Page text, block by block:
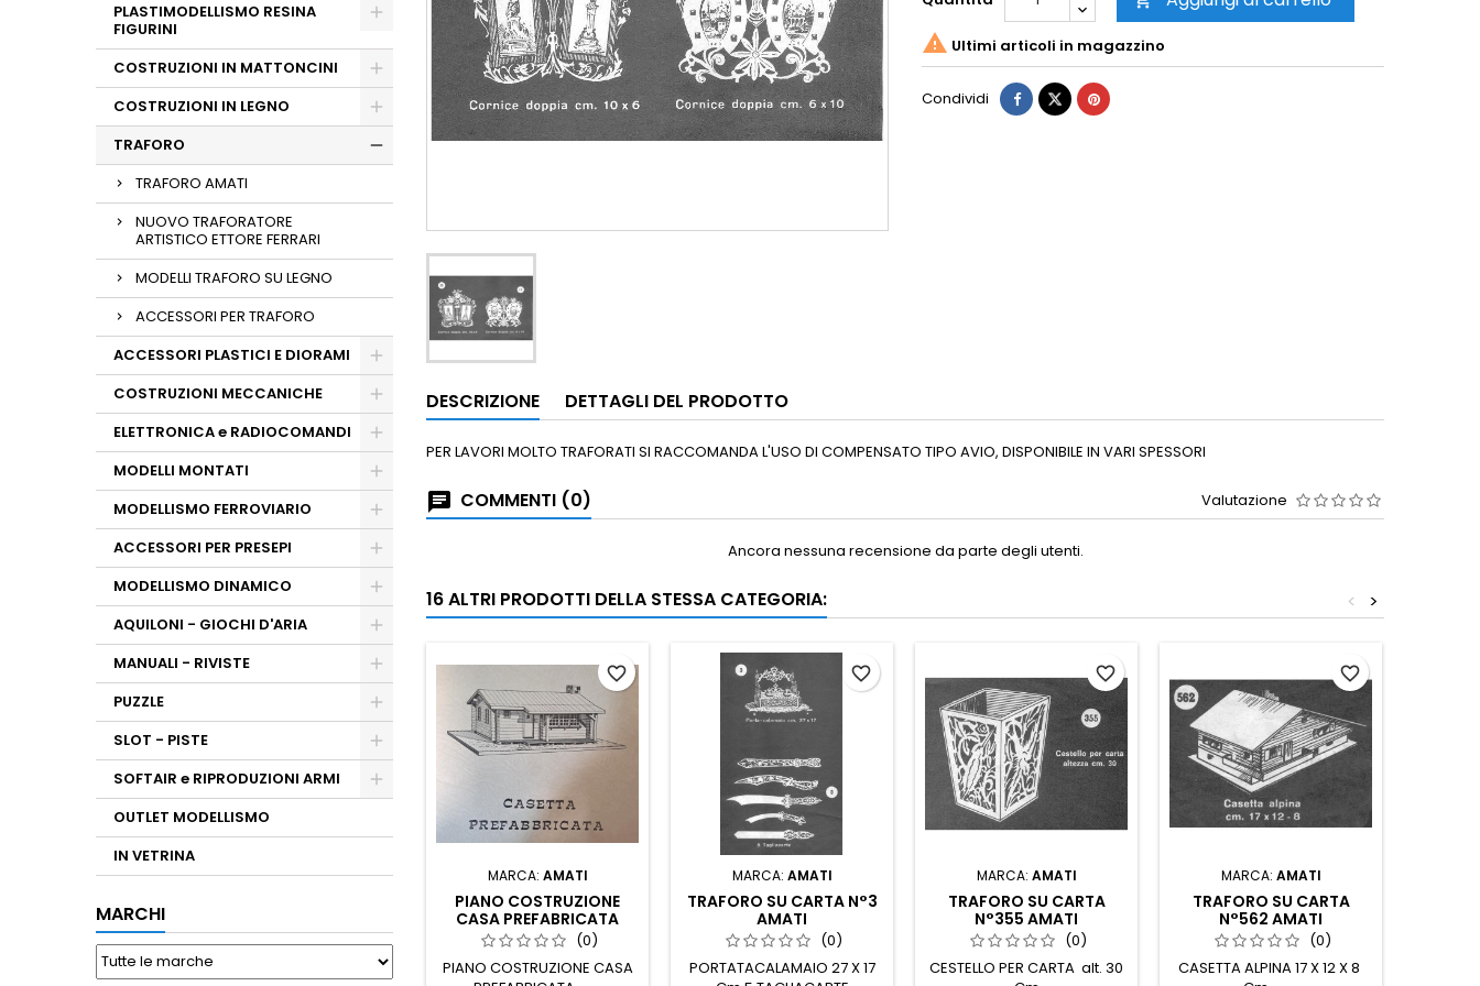
PLASTIMODELLISMO RESINA
FIGURINI
COSTRUZIONI IN MATTONCINI
COSTRUZIONI IN LEGNO
TRAFORO
TRAFORO AMATI
NUOVO TRAFORATORE
ARTISTICO ETTORE FERRARI
MODELLI TRAFORO SU LEGNO
ACCESSORI PER TRAFORO
ACCESSORI PLASTICI E DIORAMI
COSTRUZIONI MECCANICHE
ELETTRONICA e RADIOCOMANDI
MODELLI MONTATI
MODELLISMO FERROVIARIO
ACCESSORI PER PRESEPI
MODELLISMO DINAMICO
AQUILONI - GIOCHI D'ARIA
MANUALI - RIVISTE
PUZZLE
SLOT - PISTE
SOFTAIR e RIPRODUZIONI ARMI
OUTLET MODELLISMO
IN VETRINA
MARCHI
 Ultimi articoli in magazzino
Condividi
DESCRIZIONE DETTAGLI DEL PRODOTTO
PER LAVORI MOLTO TRAFORATI SI RACCOMANDA L'USO DI COMPENSATO TIPO AVIO, DISPONIBILE IN VARI SPESSORI
COMMENTI (0) Valutazione
Ancora nessuna recensione da parte degli utenti.
16 ALTRI PRODOTTI DELLA STESSA CATEGORIA: >
<
MARCA: AMATI
PIANO COSTRUZIONE
CASA PREFABRICATA
(0)
PIANO COSTRUZIONE CASA
favorite_border
MARCA: AMATI
TRAFORO SU CARTA N°3
AMATI
(0)
PORTATACALAMAIO 27 X 17
favorite_border
MARCA: AMATI
TRAFORO SU CARTA
N°355 AMATI
(0)
CESTELLO PER CARTA alt. 30
favorite_border
MARCA: AMATI
TRAFORO SU CARTA
N°562 AMATI
(0)
CASETTA ALPINA 17 X 12 X 8
favorite_border